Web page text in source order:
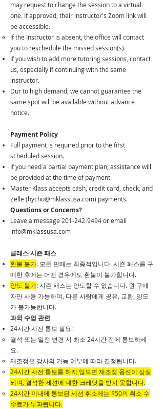
may request to change the session to a virtual
one. If approved, their instructor's Zoom link will
be accessible.​
If the Instructor is absent, the office will contact
you to reschedule the missed session(s).
If you wish to add more tutoring sessions, contact
us, especially if continuing with the same
instructor.
Dur to high demand, we cannot guarantee the
same spot will be available without advance
notice.
Payment Policy
Full payment is required prior to the first
scheduled session.
If you need a partial payment plan, assistance will
be provided at the time of payment.
Master Klass accepts cash, credit card, check, and
Zelle (hycho@mklassusa.com) payments.
Questions or Concerns?
Leave a message 201-242-9494or email
info@mklassusa.com
클래스 시즌 패스
환불 불가: 모든 판매는 최종적입니다. 시즌 패스를 구
매한 후에는 어떤 경우에도 환불이 불가합니다.
양도 불가: 시즌 패스는 양도할 수 없습니다. 원 구매
자만 사용 가능하며, 다른 사람에게 공유, 교환, 양도
가 불가능합니다.
과외 수업 관련
24시간 사전 통보 필요:
​결석 또는 일정 변경 시 최소 24시간 전에 통보하세
요.
재조정은 강사의 가능 여부에 따라 결정됩니다.
24시간 사전 통보를 하지 않으면 재조정 옵션이 상실
되며, 결석한 세션에 대한 크레딧을 받지 못합니다.
24시간 이내에 통보된 세션 취소에는 $50의 취소 수
수료가 부과됩니다.